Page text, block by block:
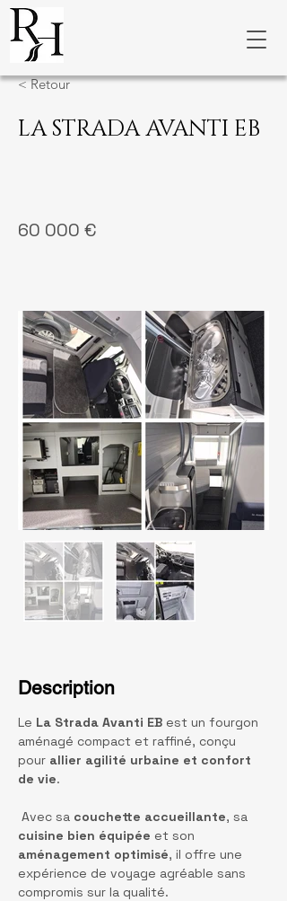
< Retour
LA STRADA AVANTI EB
60 000 €
Description
Le La Strada Avanti EB est un fourgon
aménagé compact et raffiné, conçu
pour allier agilité urbaine et confort
de vie.
Avec sa couchette accueillante, sa
cuisine bien équipée et son
aménagement optimisé, il offre une
expérience de voyage agréable sans
compromis sur la qualité.